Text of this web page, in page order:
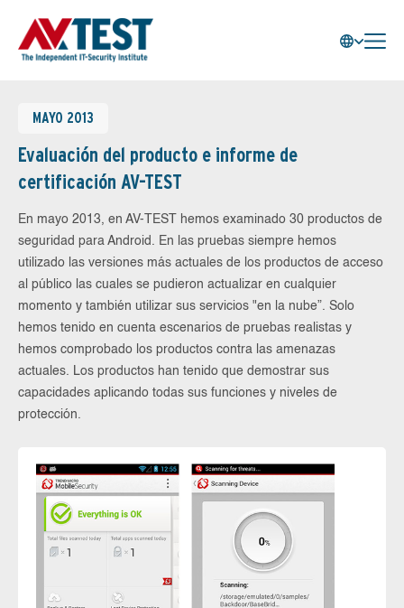
MAYO 2013
Evaluación del producto e informe de
certificación AV-TEST
En mayo 2013, en AV-TEST hemos examinado 30 productos de
seguridad para Android. En las pruebas siempre hemos
utilizado las versiones más actuales de los productos de acceso
al público las cuales se pudieron actualizar en cualquier
momento y también utilizar sus servicios "en la nube”. Solo
hemos tenido en cuenta escenarios de pruebas realistas y
hemos comprobado los productos contra las amenazas
actuales. Los productos han tenido que demostrar sus
capacidades aplicando todas sus funciones y niveles de
protección.